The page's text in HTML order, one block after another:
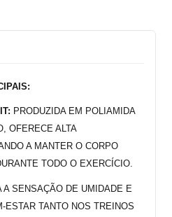
PRODUZIDA EM POLIAMIDA
OFERECE ALTA
A MANTER O CORPO
TODO O EXERCÍCIO.
A SENSAÇÃO DE UMIDADE E
ESTAR TANTO NOS TREINOS